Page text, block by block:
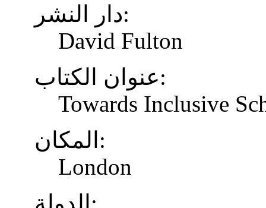
دار النشر:
David Fulton
عنوان الكتاب:
Towards Inclusive
المكان:
London
الدولة: